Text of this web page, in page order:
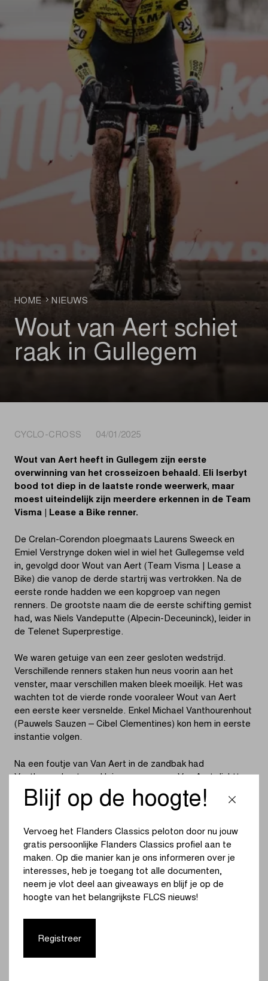
HOME NIEUWS
Wout van Aert schiet
raak in Gullegem
CYCLO-CROSS 04/01/2025
Wout van Aert heeft in Gullegem zijn eerste
overwinning van het crosseizoen behaald. Eli Iserbyt
bood tot diep in de laatste ronde weerwerk, maar
moest uiteindelijk zijn meerdere erkennen in de Team
Visma | Lease a Bike renner.
De Crelan-Corendon ploegmaats Laurens Sweeck en
Emiel Verstrynge doken wiel in wiel het Gullegemse veld
in, gevolgd door Wout van Aert (Team Visma | Lease a
Bike) die vanop de derde startrij was vertrokken. Na de
eerste ronde hadden we een kopgroep van negen
renners. De grootste naam die de eerste schifting gemist
had, was Niels Vandeputte (Alpecin-Deceuninck), leider in
de Telenet Superprestige.
We waren getuige van een zeer gesloten wedstrijd.
Verschillende renners staken hun neus voorin aan het
venster, maar verschillen maken bleek moeilijk. Het was
wachten tot de vierde ronde vooraleer Wout van Aert
een eerste keer versnelde. Enkel Michael Vanthourenhout
(Pauwels Sauzen – Cibel Clementines) kon hem in eerste
instantie volgen.
Na een foutje van Van Aert in de zandbak had
Vanthourenhout een kleine voorsprong. Van Aert dichtte
de kloof en bracht op die manier Eli Iserbyt (Pauwels
Sauzen – Cibel Clementines) en Joran Wyseure (Crelan-
gebruik van en trok in de zesde ronde ten aanval.
Vanthourenhout keek naar Van Aert om het gat te
dichten, wat niet veel later ook gebeurde. Meer nog, Van
Aert had Vanthourenhout en Wyseure op zijn beurt ook
achtergelaten.
meter verder van zich wegrijden, maar helemaal kraken
Blijf op de hoogte!
Vervoeg het Flanders Classics peloton door nu jouw
gratis persoonlijke Flanders Classics profiel aan te
maken. Op die manier kan je ons informeren over je
interesses, heb je toegang tot alle documenten,
neem je vlot deel aan giveaways en blijf je op de
hoogte van het belangrijkste FLCS nieuws!
Registreer